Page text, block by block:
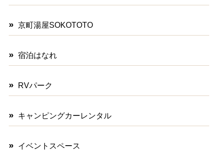
京町湯屋SOKOTOTO
宿泊はなれ
RVパーク
キャンピングカーレンタル
イベントスペース